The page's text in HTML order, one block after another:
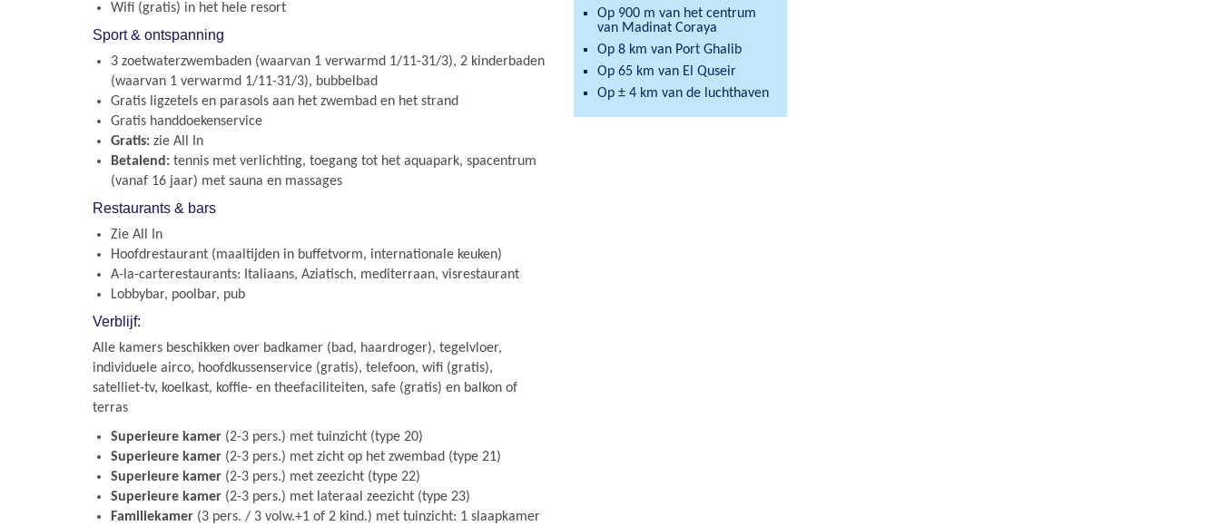
Wifi (gratis) in het hele resort
Sport & ontspanning
3 zoetwaterzwembaden (waarvan 1 verwarmd 1/11-31/3), 2 kinderbaden
(waarvan 1 verwarmd 1/11-31/3), bubbelbad
Gratis ligzetels en parasols aan het zwembad en het strand
Gratis handdoekenservice
Gratis: zie All In
Betalend: tennis met verlichting, toegang tot het aquapark, spacentrum
(vanaf 16 jaar) met sauna en massages
Restaurants & bars
Zie All In
Hoofdrestaurant (maaltijden in buffetvorm, internationale keuken)
A-la-carterestaurants: Italiaans, Aziatisch, mediterraan, visrestaurant
Lobbybar, poolbar, pub
Verblijf:
Alle kamers beschikken over badkamer (bad, haardroger), tegelvloer,
individuele airco, hoofdkussenservice (gratis), telefoon, wifi (gratis),
satelliet-tv, koelkast, koffie- en theefaciliteiten, safe (gratis) en balkon of
terras
Superieure kamer (2-3 pers.) met tuinzicht (type 20)
Superieure kamer (2-3 pers.) met zicht op het zwembad (type 21)
Superieure kamer (2-3 pers.) met zeezicht (type 22)
Superieure kamer (2-3 pers.) met lateraal zeezicht (type 23)
Familiekamer (3 pers. / 3 volw.+1 of 2 kind.) met tuinzicht: 1 slaapkamer
Op 900 m van het centrum
van Madinat Coraya
Op 8 km van Port Ghalib
Op 65 km van El Quseir
Op ± 4 km van de luchthaven